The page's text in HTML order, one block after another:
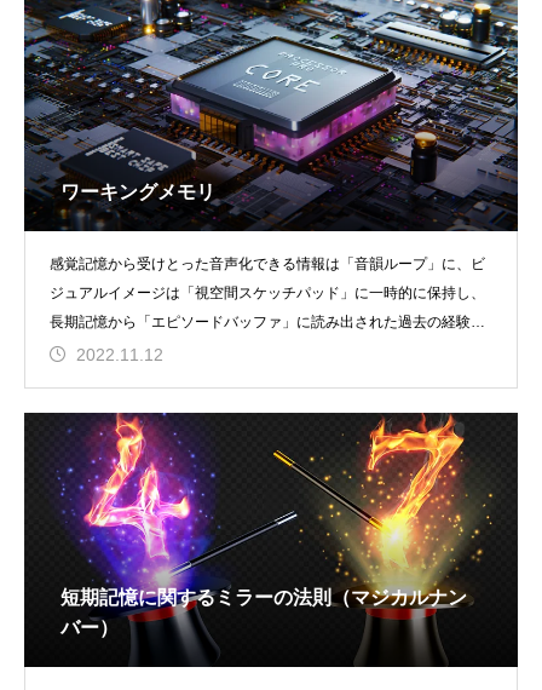
ワーキングメモリ
感覚記憶から受けとった音声化できる情報は「音韻ループ」に、ビ
ジュアルイメージは「視空間スケッチパッド」に一時的に保持し、
長期記憶から「エピソードバッファ」に読み出された過去の経験や
知識を「中央実行系」
2022.11.12
短期記憶に関するミラーの法則（マジカルナン
バー）